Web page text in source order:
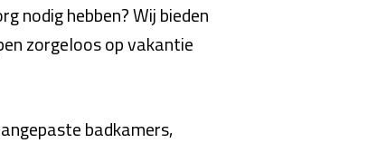
nodig hebben? Wij bieden
zorgeloos op vakantie
badkamers,